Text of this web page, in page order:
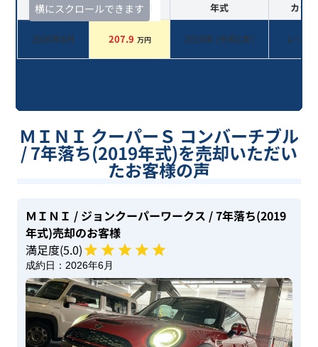
横にスクロールできます
査定時期 セルカ実績 年式 カラー
2026年6月 207.9 万円 2019年 (令和1年) レッド
ＭＩＮＩ クーパーＳ コンバーチブル
/ 7年落ち(2019年式)を売却いただい
たお客様の声
ＭＩＮＩ / ジョンクーパーワークス / 7年落ち(2019
年式)売却のお客様
満足度(5.0)
成約日： 2026年6月